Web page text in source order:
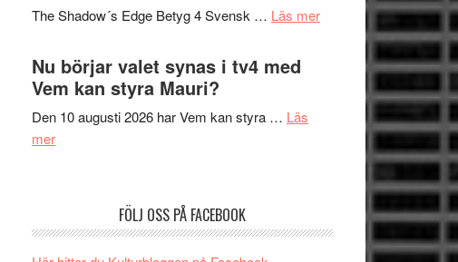
Artipelag
The Shadow´s Edge Betyg 4 Svensk … Läs merom
Filmrecension:
spännande
med
Nu börjar valet synas i tv4 med
Vem kan styra Mauri?
Den 10 augusti 2026 har Vem kan styra … Läs
merom
FÖLJ OSS PÅ FACEBOOK